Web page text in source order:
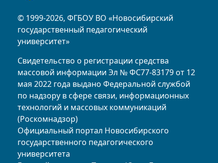
© 1999-2026, ФГБОУ ВО «Новосибирский
государственный педагогический
университет»
Свидетельство о регистрации средства
массовой информации Эл № ФС77-83179 от 12
мая 2022 года выдано Федеральной службой
по надзору в сфере связи, информационных
технологий и массовых коммуникаций
(Роскомнадзор)
Официальный портал Новосибирского
государственного педагогического
университета